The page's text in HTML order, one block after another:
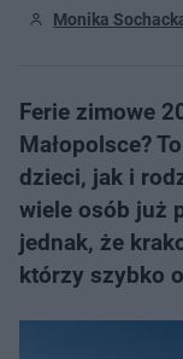
Monika
Ferie zimowe
Małopolsce?
dzieci, jak i
wiele osób już
jednak, że
którzy szybko